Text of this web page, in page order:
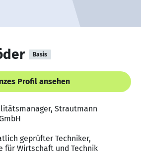
Basis
Profil ansehen
Strautmann
geprüfter Techniker,
für Wirtschaft und Technik